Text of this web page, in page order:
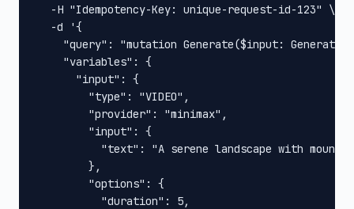
  -H "Idempotency-Key: unique-request-id-123" \
  -d '{
"query": "mutation Generate($input:
    "variables": {
      "input": {
        "type": "VIDEO",
        "provider": "minimax",
        "input": {
"text": "A serene landscape with
        },
        "options": {
          "duration": 5,